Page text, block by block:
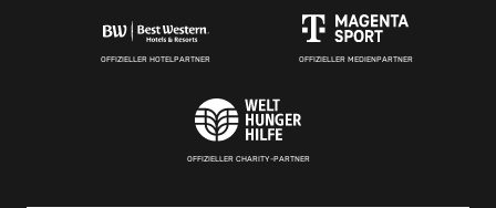
OFFIZIELLER HOTELPARTNER OFFIZIELLER MEDIENPARTNER
OFFIZIELLER CHARITY-PARTNER